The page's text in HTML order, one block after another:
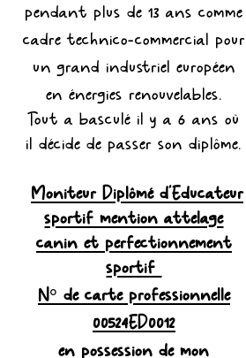
pendant plus de 13 ans comme
cadre technico-commercial pour
un grand industriel européen
en énergies renouvelables.
Tout a basculé il y a 6 ans où
ildécide de passer sondiplôme.
Moniteur Diplôméd'Educateur
sportif mention attelage
canin et perfectionnement
sportif
N° de carte professionnelle
00524ED0012
en possession de mon